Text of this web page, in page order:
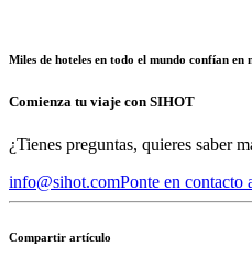
Miles de hoteles en todo el mundo confían en
Comienza tu viaje con SIHOT
¿Tienes preguntas, quieres saber
info@sihot.comPonte en contacto
Compartir artículo